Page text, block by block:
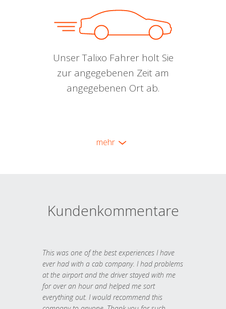
Unser Talixo Fahrer holt Sie
zur angegebenen Zeit am
angegebenen Ort ab.
mehr
Kundenkommentare
This was one of the best experiences I have
ever had with a cab company. I had problems
at the airport and the driver stayed with me
for over an hour and helped me sort
everything out. I would recommend this